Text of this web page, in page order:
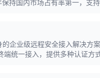
持国内市场占有率第一，支
企业级远程安全接入解决方
统一接入，提供多种认证方